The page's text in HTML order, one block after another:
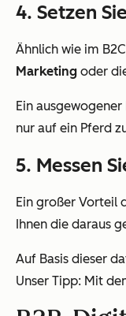
4. Setzen
Ähnlich wie im
Marketing oder
Ein
nur auf ein Pferd
5. Messen
Ein großer Vorteil
Ihnen die daraus
Auf Basis dieser
Unser Tipp: Mit